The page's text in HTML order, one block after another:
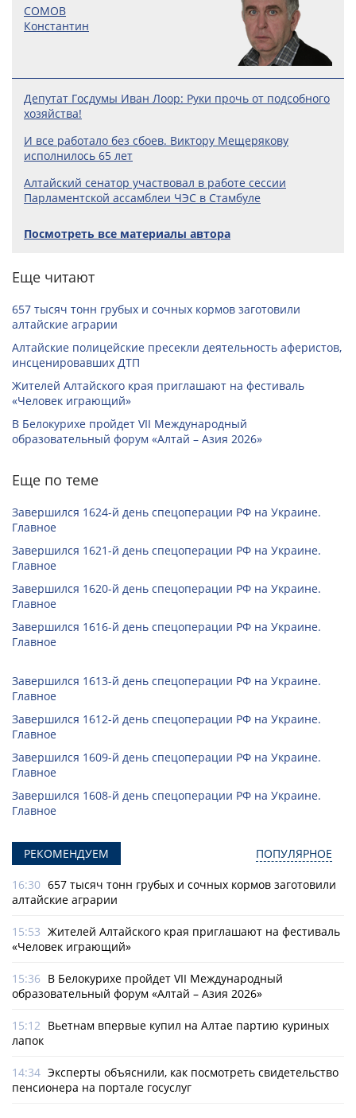
СОМОВ
Константин
Депутат Госдумы Иван Лоор: Руки прочь от подсобного
хозяйства!
И все работало без сбоев. Виктору Мещерякову
исполнилось 65 лет
Алтайский сенатор участвовал в работе сессии
Парламентской ассамблеи ЧЭС в Стамбуле
Посмотреть все материалы автора
Еще читают
657 тысяч тонн грубых и сочных кормов заготовили
алтайские аграрии
Алтайские полицейские пресекли деятельность аферистов,
инсценировавших ДТП
Жителей Алтайского края приглашают на фестиваль
«Человек играющий»
В Белокурихе пройдет VII Международный
образовательный форум «Алтай – Азия 2026»
Еще по теме
Завершился 1624-й день спецоперации РФ на Украине.
Главное
Завершился 1621-й день спецоперации РФ на Украине.
Главное
Завершился 1620-й день спецоперации РФ на Украине.
Главное
Завершился 1616-й день спецоперации РФ на Украине.
Главное
Завершился 1613-й день спецоперации РФ на Украине.
Главное
Завершился 1612-й день спецоперации РФ на Украине.
Главное
Завершился 1609-й день спецоперации РФ на Украине.
Главное
Завершился 1608-й день спецоперации РФ на Украине.
Главное
РЕКОМЕНДУЕМ ПОПУЛЯРНОЕ
16:30 657 тысяч тонн грубых и сочных кормов заготовили
алтайские аграрии
15:53 Жителей Алтайского края приглашают на фестиваль
«Человек играющий»
15:36 В Белокурихе пройдет VII Международный
образовательный форум «Алтай – Азия 2026»
15:12 Вьетнам впервые купил на Алтае партию куриных
лапок
14:34 Эксперты объяснили, как посмотреть свидетельство
пенсионера на портале госуслуг